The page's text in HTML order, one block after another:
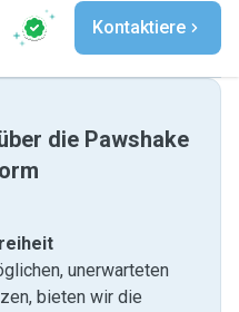
Kontaktiere
die Pawshake
unerwarteten
bieten wir die